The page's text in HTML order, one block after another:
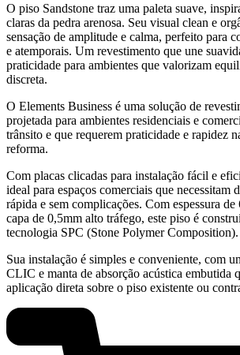
O piso Sandstone traz uma paleta suave,
claras da pedra arenosa. Seu visual clean e
sensação de amplitude e calma, perfeito para
e atemporais. Um revestimento que une
praticidade para ambientes que valorizam
discreta.
O Elements Business é uma solução de
projetada para ambientes residenciais e
trânsito e que requerem praticidade e rapidez
reforma.
Com placas clicadas para instalação fácil e
ideal para espaços comerciais que necessitam
rápida e sem complicações. Com espessura
capa de 0,5mm alto tráfego, este piso é
tecnologia SPC (Stone Polymer Composition).
Sua instalação é simples e conveniente, com
CLIC e manta de absorção acústica embutida
aplicação direta sobre o piso existente ou